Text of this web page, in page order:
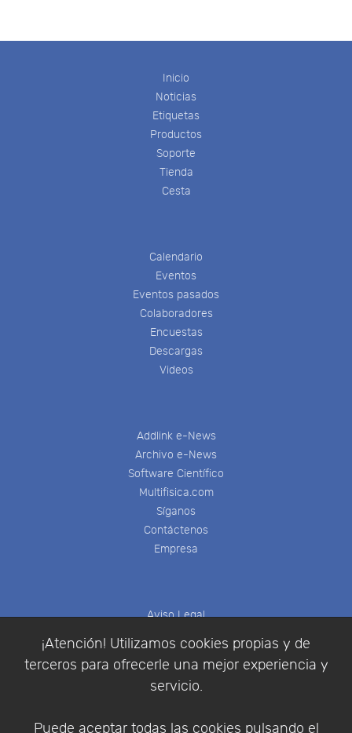
¡Atención! Utilizamos cookies propias y de
terceros para ofrecerle una mejor experiencia y
servicio.
Puede aceptar todas las cookies pulsando el
Inicio
Noticias
Etiquetas
Productos
Soporte
Tienda
Cesta
Calendario
Eventos
Eventos pasados
Colaboradores
Encuestas
Descargas
Videos
Addlink e-News
Archivo e-News
Software Científico
Multifisica.com
Síganos
Contáctenos
Empresa
Aviso Legal
Política de Privacidad
Condiciones de compra
Identificarse